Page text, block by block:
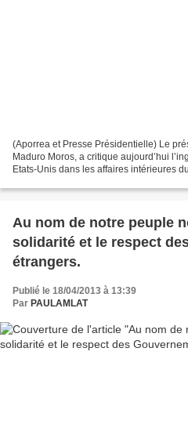
(Aporrea et Presse Présidentielle) Le
Maduro Moros, a critique aujourd’hui
Etats-Unis dans les affaires intérieures
Au nom de notre peuple
solidarité et le respect
étrangers.
Publié le 18/04/2013 à 13:39
Par PAULAMLAT